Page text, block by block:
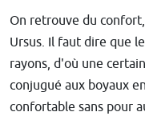
On retrouve du
Ursus. Il faut dire que
rayons, d'où une
conjugué aux boyaux
confortable sans pour